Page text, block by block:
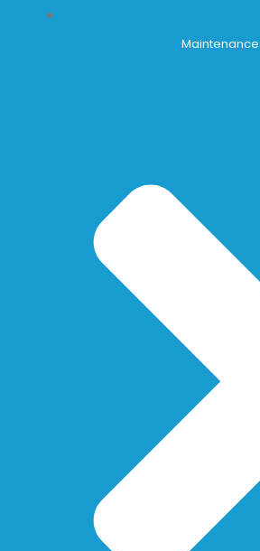
Maintenance